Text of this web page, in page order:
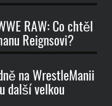
RAW: Co chtěl
Reignsovi?
na WrestleManii
další velkou